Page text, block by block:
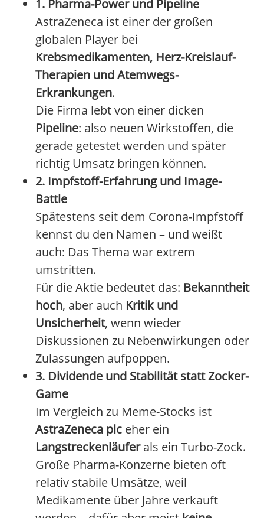
1. Pharma-Power und Pipeline
AstraZeneca ist einer der großen
globalen Player bei
Krebsmedikamenten, Herz-Kreislauf-
Therapien und Atemwegs-
Erkrankungen.
Die Firma lebt von einer dicken
Pipeline: also neuen Wirkstoffen, die
gerade getestet werden und später
richtig Umsatz bringen können.
2. Impfstoff-Erfahrung und Image-
Battle
Spätestens seit dem Corona-Impfstoff
kennst du den Namen – und weißt
auch: Das Thema war extrem
umstritten.
Für die Aktie bedeutet das: Bekanntheit
hoch, aber auch Kritik und
Unsicherheit, wenn wieder
Diskussionen zu Nebenwirkungen oder
Zulassungen aufpoppen.
3. Dividende und Stabilität statt Zocker-
Game
Im Vergleich zu Meme-Stocks ist
AstraZeneca plc eher ein
Langstreckenläuferals ein Turbo-Zock.
Große Pharma-Konzerne bieten oft
relativ stabile Umsätze, weil
Medikamente über Jahre verkauft